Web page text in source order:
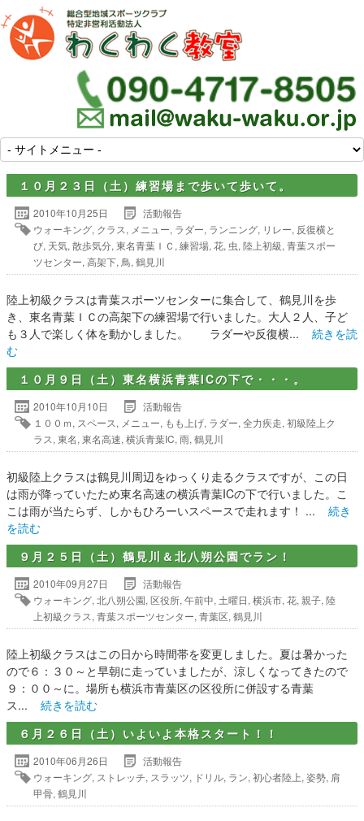
１０月２３日（土）練習場まで歩いて歩いて。
2010年10月25日
活動報告
ウォーキング, クラス, メニュー, ラダー, ランニング, リレー, 反復横と
び, 天気, 散歩気分, 東名青葉ＩＣ , 練習場, 花, 虫, 陸上初級, 青葉スポー
ツセンター, 高架下, 鳥, 鶴見川
陸上初級クラスは青葉スポーツセンターに集合して、鶴見川を歩
き、東名青葉ＩＣの高架下の練習場で行いました。大人２人、子ど
も３人で楽しく体を動かしました。 ラダーや反復横... 続きを読
む
１０月９日（土）東名横浜青葉ICの下で・・・。
2010年10月10日
活動報告
１００ｍ, スペース, メニュー, もも上げ, ラダー, 全力疾走, 初級陸上ク
ラス, 東名, 東名高速, 横浜青葉IC, 雨, 鶴見川
初級陸上クラスは鶴見川周辺をゆっくり走るクラスですが、この日
は雨が降っていたため東名高速の横浜青葉ICの下で行いました。こ
こは雨が当たらず、しかもひろーいスペースで走れます！ ... 続き
を読む
９月２５日（土）鶴見川＆北八朔公園でラン！
2010年09月27日
活動報告
ウォーキング, 北八朔公園, 区役所, 午前中, 土曜日, 横浜市, 花, 親子, 陸
上初級クラス, 青葉スポーツセンター, 青葉区, 鶴見川
陸上初級クラスはこの日から時間帯を変更しました。夏は暑かった
ので６：３０～と早朝に走っていましたが、涼しくなってきたので
９：００～に。場所も横浜市青葉区の区役所に併設する青葉
ス... 続きを読む
６月２６日（土）いよいよ本格スタート！！
2010年06月26日
活動報告
ウォーキング, ストレッチ, スラッツ, ドリル, ラン, 初心者陸上, 姿勢, 肩
甲骨, 鶴見川